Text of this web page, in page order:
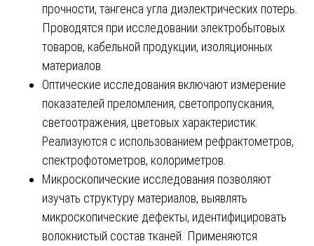
прочности, тангенса угла диэлектрических потерь.
Проводятся при исследовании электробытовых
товаров, кабельной продукции, изоляционных
материалов.
Оптические исследования включают измерение
показателей преломления, светопропускания,
светоотражения, цветовых характеристик.
Реализуются с использованием рефрактометров,
спектрофотометров, колориметров.
Микроскопические исследования позволяют
изучать структуру материалов, выявлять
микроскопические дефекты, идентифицировать
волокнистый состав тканей. Применяются